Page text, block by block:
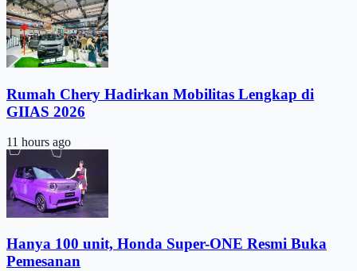
Rumah Chery Hadirkan Mobilitas Lengkap di
GIIAS 2026
11 hours ago
Hanya 100 unit, Honda Super-ONE Resmi Buka
Pemesanan